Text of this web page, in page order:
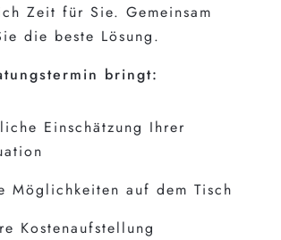
Zeit für Sie. Gemeinsam
die beste Lösung.
bringt:
Einschätzung Ihrer
Möglichkeiten auf dem Tisch
Kostenaufstellung